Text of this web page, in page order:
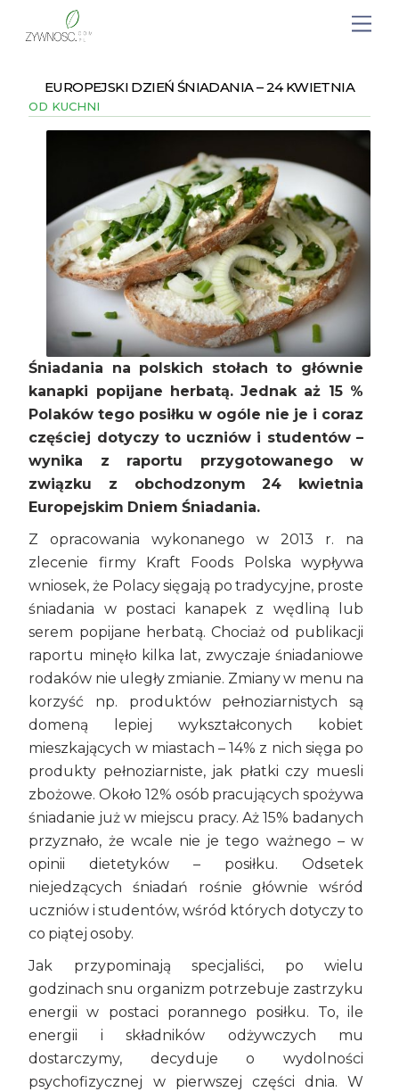
EUROPEJSKI DZIEŃ ŚNIADANIA – 24 KWIETNIA
OD KUCHNI
Śniadania na polskich stołach to głównie
kanapki popijane herbatą. Jednak aż 15 %
Polaków tego posiłku w ogóle nie je i coraz
częściej dotyczy to uczniów i studentów –
wynika z raportu przygotowanego w
związku z obchodzonym 24 kwietnia
Europejskim Dniem Śniadania.
Z opracowania wykonanego w 2013 r. na
zlecenie firmy Kraft Foods Polska wypływa
wniosek, że Polacy sięgają po tradycyjne, proste
śniadania w postaci kanapek z wędliną lub
serem popijane herbatą. Chociaż od publikacji
raportu minęło kilka lat, zwyczaje śniadaniowe
rodaków nie uległy zmianie. Zmiany w menu na
korzyść np. produktów pełnoziarnistych są
domeną lepiej wykształconych kobiet
mieszkających w miastach – 14% z nich sięga po
produkty pełnoziarniste, jak płatki czy muesli
zbożowe. Około 12% osób pracujących spożywa
śniadanie już w miejscu pracy. Aż 15% badanych
przyznało, że wcale nie je tego ważnego – w
opinii dietetyków – posiłku. Odsetek
niejedzących śniadań rośnie głównie wśród
uczniów i studentów, wśród których dotyczy to
co piątej osoby.
Jak przypominają specjaliści, po wielu
godzinach snu organizm potrzebuje zastrzyku
energii w postaci porannego posiłku. To, ile
energii i składników odżywczych mu
dostarczymy, decyduje o wydolności
psychofizycznej w pierwszej części dnia. W